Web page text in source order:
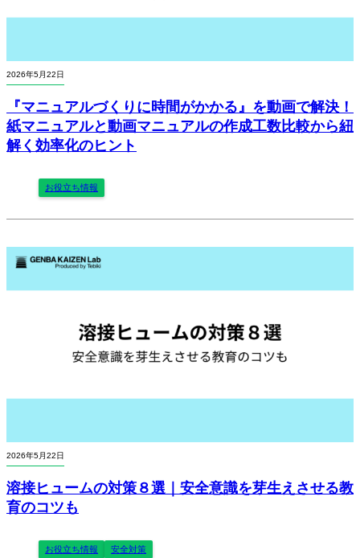
2026年5月22日
『マニュアルづくりに時間がかかる』を動画で解決！
紙マニュアルと動画マニュアルの作成工数比較から紐
解く効率化のヒント
お役立ち情報
2026年5月22日
溶接ヒュームの対策８選｜安全意識を芽生えさせる教
育のコツも
お役立ち情報 安全対策